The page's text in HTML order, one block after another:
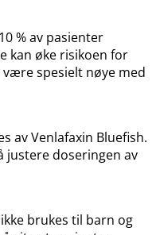
% av pasienter
kan øke risikoen for
spesielt nøye med
av Venlafaxin Bluefish.
justere doseringen av
brukes til barn og